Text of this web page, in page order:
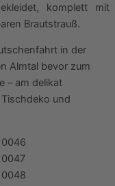
komplett mit
Brautstrauß.
in der
Almtal bevor zum
– am delikat
und